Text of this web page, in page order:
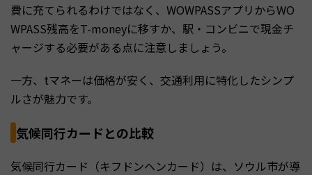
費に充てられるわけではなく、WOWPASSアプリからWO
WPASS残高をT-moneyに移すか、駅・コンビニで現金チ
ャージする必要がある点に注意しましょう。
一方、tマネーは価格が安く、交通利用に特化したシンプ
ルさが魅力です。
気候同行カードとの比較
気候同行カード（キフドンヘンカード）は、ソウル市が導